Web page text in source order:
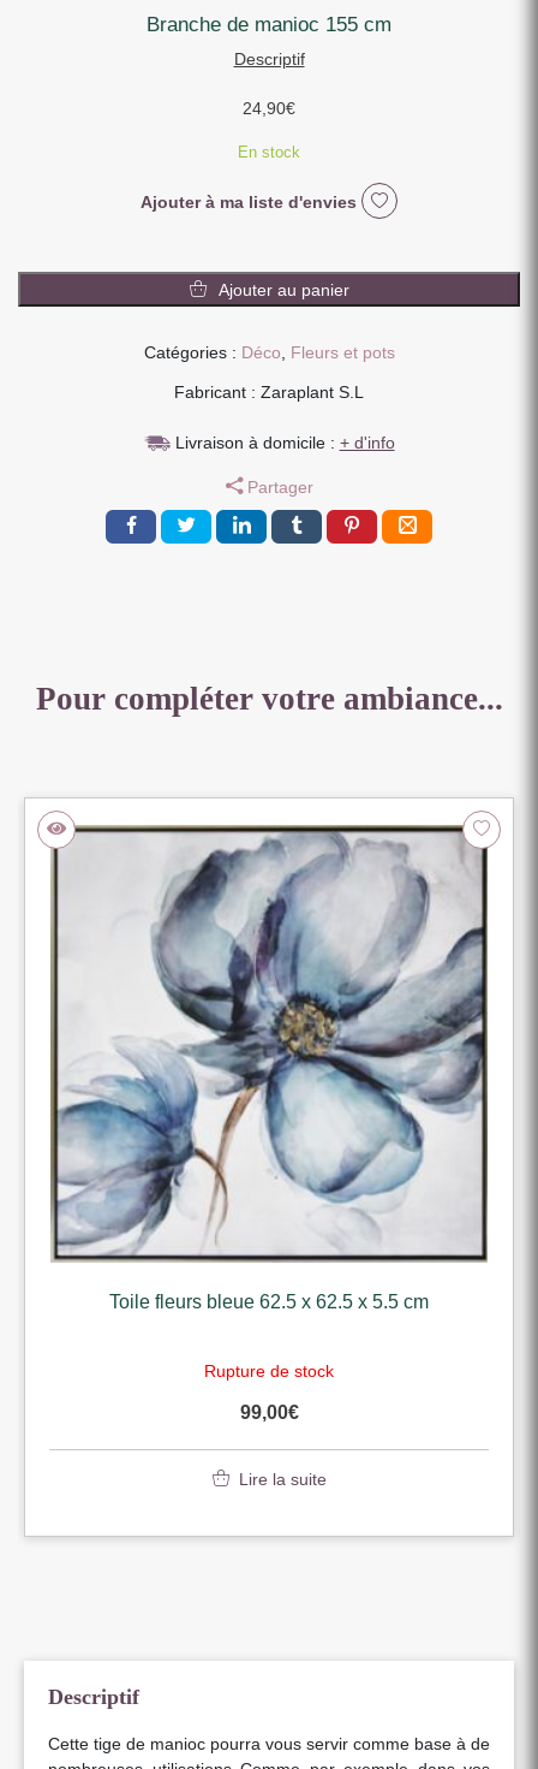
branche de manioc 155 cm
Descriptif
24,90€
En stock
Ajouter à ma liste d'envies
de
BRANCHE
MANIOC
155
Ajouter au panier
Catégories : Déco, Fleurs et pots
Fabricant : Zaraplant S.L
Livraison à domicile : + d'info
Partager
Pour compléter votre ambiance...
Toile fleurs bleue 62.5 x 62.5 x 5.5 cm
Rupture de stock
99,00€
Lire la suite
Descriptif
Cette tige de manioc pourra vous servir comme base à de